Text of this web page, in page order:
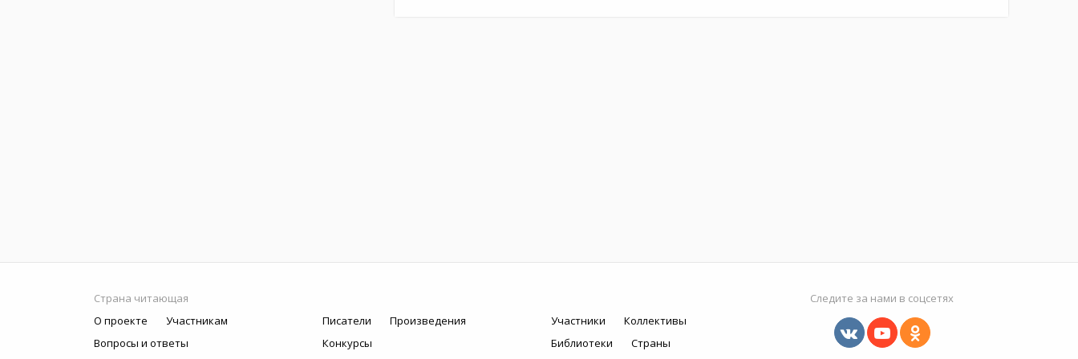
Страна читающая
О проекте
Участникам
Вопросы и ответы
Писатели
Произведения
Конкурсы
Участники
Коллективы
Библиотеки
Страны
Следите за нами в соцсетях